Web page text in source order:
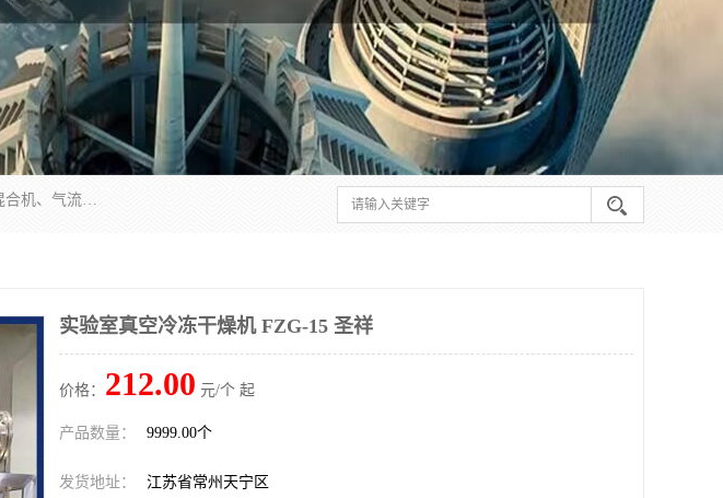
常州市圣祥干燥设备有限公司以生产干燥设备为主导产品，提供：干燥设备、干燥机、混合机、气流干燥机、烘箱、热风循环烘箱、沸腾干燥机、烘干机、喷雾干燥机等产品的生产、制造与销售服务。
实验室真空冷冻干燥机 FZG-15 圣祥
价格： 212.00 元/个 起
产品数量： 9999.00个
发货地址： 江苏省常州天宁区